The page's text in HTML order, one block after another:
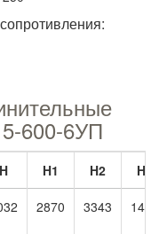
600-6УП
H H1 H2 H3
2870 3343 1460